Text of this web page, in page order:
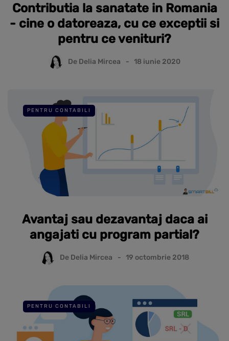
Contributia la sanatate in Romania
- cine o datoreaza, cu ce exceptii si
pentru ce venituri?
De Delia Mircea 18 iunie 2020
PENTRU CONTABILI
Avantaj sau dezavantaj daca ai
angajati cu program partial?
De Delia Mircea 19 octombrie 2018
PENTRU CONTABILI